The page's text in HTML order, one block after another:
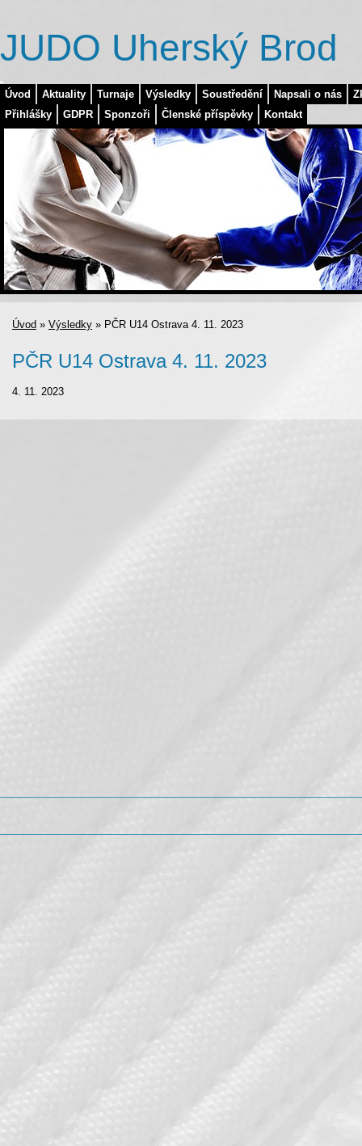
Úvod Aktuality Turnaje Výsledky Soustředění Napsali o nás
Přihlášky
GDPR Sponzoři Členské příspěvky Kontakt
JUDO Uherský Brod
Úvod » Výsledky » PČR U14 Ostrava 4. 11. 2023
PČR U14 Ostrava 4. 11. 2023
4. 11. 2023